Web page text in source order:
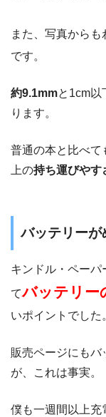
また、写真からも
です。
約9.1mmと1cm以
ります。
普通の本と比べて
上の持ち運びやす
バッテリーが
キンドル・ペー
てバッテリー
いポイントでした
販売ページにもバ
が、これは事実。
僕も一週間以上充